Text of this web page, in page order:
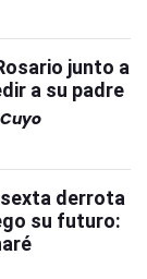
junto a
a su padre
derrota
su futuro: